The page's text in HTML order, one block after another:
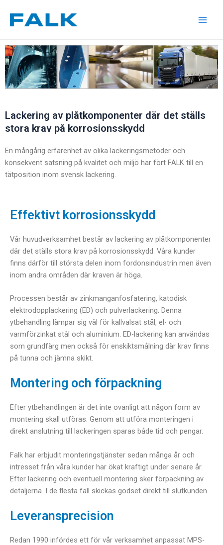
innehåll
Lackering av plåtkomponenter där det ställs
stora krav på korrosionsskydd
En mångårig erfarenhet av olika lackeringsmetoder och
konsekvent satsning på kvalitet och miljö har fört FALK till en
tätposition inom svensk lackering.
Effektivt korrosionsskydd
Vår huvudverksamhet består av lackering av plåtkomponenter
där det ställs stora krav på korrosionsskydd. Våra kunder
finns därför till största delen inom fordonsindustrin men även
inom andra områden där kraven är höga.
Processen består av zinkmanganfosfatering, katodisk
elektrodopplackering (ED) och pulverlackering. Denna
ytbehandling lämpar sig väl för kallvalsat stål, el- och
varmförzinkat stål och aluminium. ED-lackering kan användas
som grundfärg men också för enskiktsmålning där krav finns
på tunna och jämna skikt.
Montering och förpackning
Efter ytbehandlingen är det inte ovanligt att någon form av
montering skall utföras. Genom att utföra monteringen i
direkt anslutning till lackeringen sparas både tid och pengar.
Falk har erbjudit monteringstjänster sedan många år och
intresset från våra kunder har ökat kraftigt under senare år.
Efter lackering och eventuell montering sker förpackning av
detaljerna. I de flesta fall skickas godset direkt till slutkunden.
Leveransprecision
Redan 1990 infördes ett för vår verksamhet anpassat MPS-